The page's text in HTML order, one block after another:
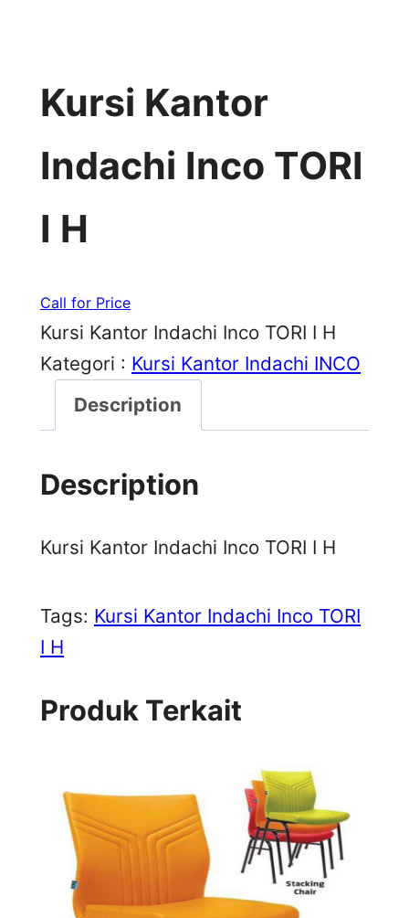
Kursi Kantor
Indachi Inco TORI
I H
Call for Price
Kursi Kantor Indachi Inco TORI I H
Kategori : Kursi Kantor Indachi INCO
Description
Description
Kursi Kantor Indachi Inco TORI I H
Tags: Kursi Kantor Indachi Inco TORI
I H
Produk Terkait